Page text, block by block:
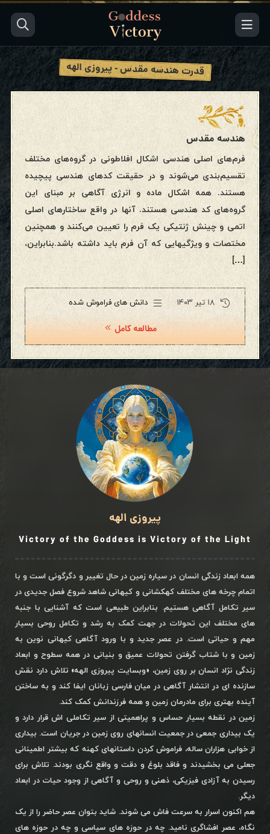
قدرت هندسه مقدس - پیروزی الهه
هندسه مقدس
فرم‌های اصلی هندسی اشکال افلاطونی در گروه‌های مختلف
تقسیم‌بندی می‌شوند و در حقیقت کدهای هندسی پیچیده
هستند. همه اشکال ماده و انرژی آگاهی بر مبنای این
گروه‌های کد هندسی هستند. آنها در واقع ساختارهای اصلی
اتمی و چینش ژنتیکی یک فرم را تعیین می‌کنند و همچنین
مختصات و ویژگیهایی که آن فرم باید داشته باشد.بنابراین،
[…]
۱۸ تیر ۱۴۰۳ دانش های فراموش شده
مطالعه کامل
پیروزی الهه
Victory of the Goddess is Victory of the Light
همه ابعاد زندگی انسان در سیاره زمین در حال تغییر و دگرگونی است و با
اتمام چرخه های مختلف کهکشانی و کیهانی شاهد شروع فصل جدیدی در
سیر تکامل آگاهی هستیم. بنابراین طبیعی است که آشنایی با جنبه
های مختلف این تحولات در جهت کمک به رشد و تکامل روحی بسیار
مهم و حیاتی است. در عصر جدید و با ورود آگاهی کیهانی نوین به
زمین و با شتاب گرفتن تحولات عمیق و بنیانی در همه سطوح و ابعاد
زندگی نژاد انسان بر روی زمین، «وبسایت پیروزی الهه» تلاش دارد نقش
سازنده ای در انتشار آگاهی در میان فارسی زبانان ایفا کند و به ساختن
آینده بهتری برای مادرمان زمین و همه فرزندانش کمک کند.
زمین در نقطه بسیار حساس و پراهمیتی از سیر تکاملی اش قرار دارد و
یک بیداری جمعی در جمعیت انسانهای روی زمین در جریان است. بیداری
از خوابی هزاران ساله، فراموش کردن داستانهای کهنه که بیشتر اطمینانی
جعلی می بخشیدند و فاقد بلوغ و دقت و واقع نگری بودند. تلاش برای
رسیدن به آزادی فیزیکی، ذهنی و روحی و آگاهی از وجود حیات در ابعاد
دیگر.
هم اکنون اسرار به سرعت فاش می شوند. شاید بتوان عصر حاضر را از یک
نگاه، عصر افشاگری نامید. چه در حوزه های سیاسی و چه در حوزه های